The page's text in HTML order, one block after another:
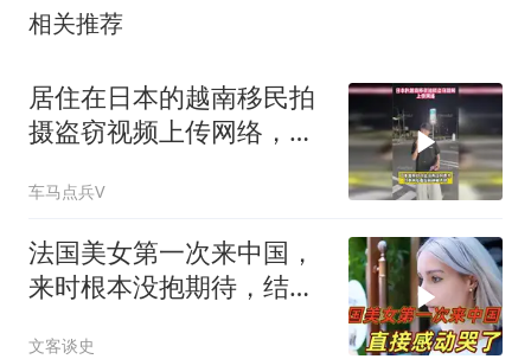
相关推荐
居住在日本的越南移民拍
摄盗窃视频上传网络，全
车马点兵V
法国美女第一次来中国，
来时根本没抱期待，结果
文客谈史